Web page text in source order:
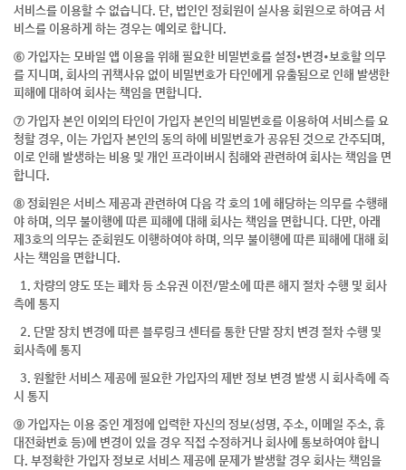
서비스를 이용할 수 없습니다. 단, 법인인 정회원이 실사용 회원으로 하여금 서
비스를 이용하게 하는 경우는 예외로 합니다.
⑥ 가입자는 모바일 앱 이용을 위해 필요한 비밀번호를 설정•변경•보호할 의무
를 지니며, 회사의 귀책사유 없이 비밀번호가 타인에게 유출됨으로 인해 발생한
피해에 대하여 회사는 책임을 면합니다.
⑦ 가입자 본인 이외의 타인이 가입자 본인의 비밀번호를 이용하여 서비스를 요
청할 경우, 이는 가입자 본인의 동의 하에 비밀번호가 공유된 것으로 간주되며,
이로 인해 발생하는 비용 및 개인 프라이버시 침해와 관련하여 회사는 책임을 면
합니다.
⑧ 정회원은 서비스 제공과 관련하여 다음 각 호의 1에 해당하는 의무를 수행해
야 하며, 의무 불이행에 따른 피해에 대해 회사는 책임을 면합니다. 다만, 아래
제3호의 의무는 준회원도 이행하여야 하며, 의무 불이행에 따른 피해에 대해 회
사는 책임을 면합니다.
1. 차량의 양도 또는 폐차 등 소유권 이전/말소에 따른 해지 절차 수행 및 회사
측에 통지
2. 단말 장치 변경에 따른 블루링크 센터를 통한 단말 장치 변경 절차 수행 및
회사측에 통지
3. 원활한 서비스 제공에 필요한 가입자의 제반 정보 변경 발생 시 회사측에 즉
시 통지
⑨ 가입자는 이용 중인 계정에 입력한 자신의 정보(성명, 주소, 이메일 주소, 휴
대전화번호 등)에 변경이 있을 경우 직접 수정하거나 회사에 통보하여야 합니
다. 부정확한 가입자 정보로 서비스 제공에 문제가 발생할 경우 회사는 책임을